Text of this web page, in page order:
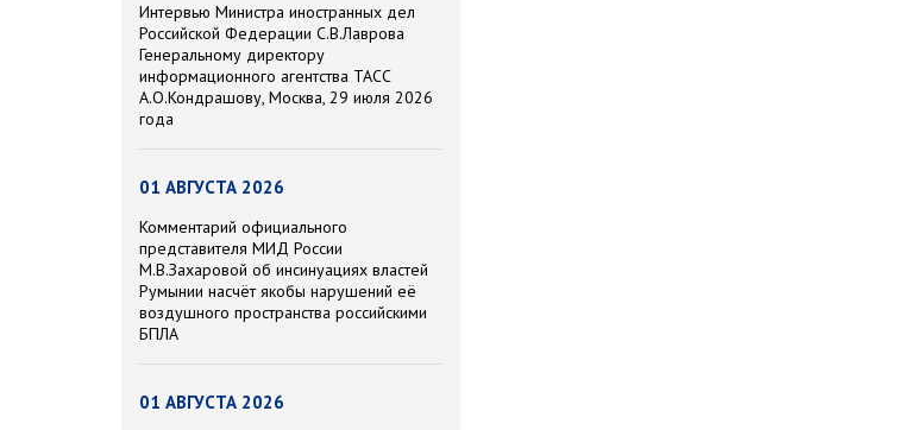
Интервью Министра иностранных дел
Российской Федерации С.В.Лаврова
Генеральному директору
информационного агентства ТАСС
А.О.Кондрашову, Москва, 29 июля 2026
года
01 АВГУСТА 2026
Комментарий официального
представителя МИД России
М.В.Захаровой об инсинуациях властей
Румынии насчёт якобы нарушений её
воздушного пространства российскими
БПЛА
01 АВГУСТА 2026